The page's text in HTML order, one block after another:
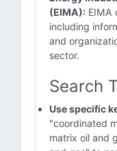
(EIMA): EIMA
including
and
sector.
Search
Use specific
"coordinated
matrix oil and